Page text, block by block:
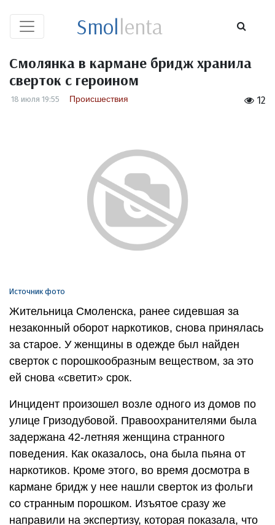
Smollenta
Смолянка в кармане бридж хранила
сверток с героином
12
18 июля 19:55 Происшествия
Источник фото
Жительница Смоленска, ранее сидевшая за
незаконный оборот наркотиков, снова принялась
за старое. У женщины в одежде был найден
сверток с порошкообразным веществом, за это
ей снова «светит» срок.
Инцидент произошел возле одного из домов по
улице Гризодубовой. Правоохранителями была
задержана 42-летняя женщина странного
поведения. Как оказалось, она была пьяна от
наркотиков. Кроме этого, во время досмотра в
кармане бридж у нее нашли сверток из фольги
со странным порошком. Изъятое сразу же
направили на экспертизу, которая показала, что